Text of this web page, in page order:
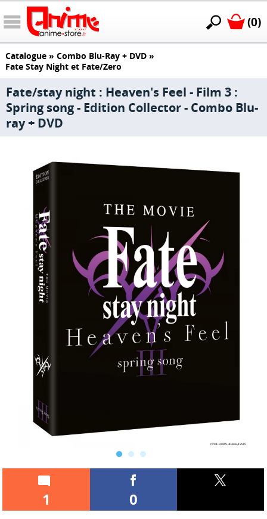
(0)
Catalogue» Combo Blu-Ray + DVD»
Fate Stay Night et Fate/Zero
Fate/stay night : Heaven's Feel - Film 3 :
Spring song - Edition Collector - Combo Blu-
ray + DVD
1
0